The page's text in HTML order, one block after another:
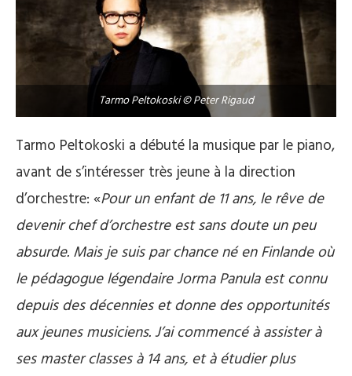
Tarmo Peltokoski © Peter Rigaud
Tarmo Peltokoski a débuté la musique par le piano,
avant de s’intéresser très jeune à la direction
d’orchestre: «Pour un enfant de 11 ans, le rêve de
devenir chef d’orchestre est sans doute un peu
absurde. Mais je suis par chance né en Finlande où
le pédagogue légendaire Jorma Panula est connu
depuis des décennies et donne des opportunités
aux jeunes musiciens. J’ai commencé à assister à
ses master classes à 14 ans, et à étudier plus